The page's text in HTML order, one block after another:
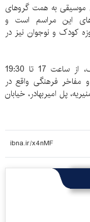
به همت گرو‌های
این مراسم است و
کودک و نوجوان نیز در
مراسم صدمین زادروز عباس یمینی‌شریف، از ساعت 17 تا 19:30
انجمن آثار و مفاخر فرهنگی واقع در
پل امیربهادر، خیابان